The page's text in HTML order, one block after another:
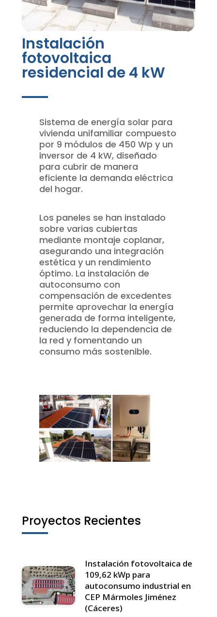
Instalación
fotovoltaica
residencial de 4 kW
Sistema de energía solar para
vivienda unifamiliar compuesto
por 9 módulos de 450 Wp y un
inversor de 4 kW, diseñado
para cubrir de manera
eficiente la demanda eléctrica
del hogar.
Los paneles se han instalado
sobre varias cubiertas
mediante montaje coplanar,
asegurando una integración
estética y un rendimiento
óptimo. La instalación de
autoconsumo con
compensación de excedentes
permite aprovechar la energía
generada de forma inteligente,
reduciendo la dependencia de
la red y fomentando un
consumo más sostenible.
Proyectos Recientes
Instalación fotovoltaica de
109,62 kWp para
autoconsumo industrial en
CEP Mármoles Jiménez
(Cáceres)